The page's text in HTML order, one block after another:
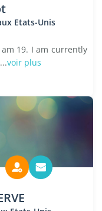
Etats-Unis
19. I am currently
voir plus